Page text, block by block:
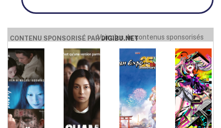
CONTENU SPONSORISÉ PARDIGIBU.NET
Voir plus de contenus sponsorisés